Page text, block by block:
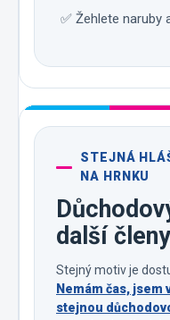
✅ Žehlete naruby
STEJNÁ
NA HRNKU
další
Stejný motiv je
Nemám čas, jsem
stejnou